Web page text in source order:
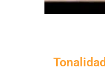
Tonalidad